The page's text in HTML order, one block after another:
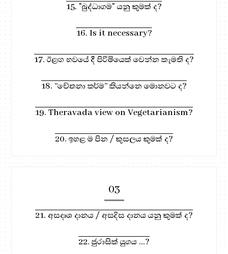
15. "බුද්ධාගම" යනු කුමක් ද?
16. Is it necessary?
17. ඊළඟ භවයේ දී පිරිමියෙක් වෙන්න කැමති ද?
18. “චේතනා කර්ම” කියන්නෙ මොනවට ද?
19. Theravada view on Vegetarianism?
20. ඉහළ ම පින / කුසලය කුමක් ද?
03
21. අසදෘශ දානය / අසදිස දානය යනු කුමක් ද?
22. ජුරාසික් යුගය ...?